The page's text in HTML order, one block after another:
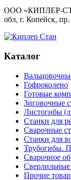
ООО «КИПЛЕР-
обл, г. Копейск,
Каталог
Гофроколено
Готовые
Зиговочные
Листогибы
Станки для
Сварочные
Станки для
Трубогибы.
Сварочное
Сверлильные
Прочие